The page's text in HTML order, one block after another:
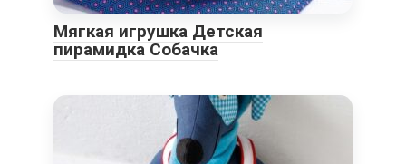
Мягкая игрушка Детская
пирамидка Собачка